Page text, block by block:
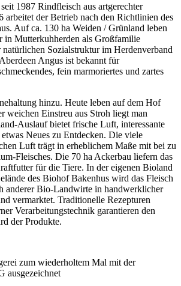
1987 Rindfleisch aus artgerechter
arbeitet der Betrieb nach den Richtlinien des
Auf ca. 130 ha Weiden / Grünland leben
in Mutterkuhherden als Großfamilie
natürlichen Sozialstruktur im Herdenverband
Angus ist bekannt für
fein marmoriertes und zartes
hinzu. Heute leben auf dem Hof
weichen Einstreu aus Stroh liegt man
Auslauf bietet frische Luft, interessante
Neues zu Entdecken. Die viele
Luft trägt in erheblichem Maße mit bei zu
Fleisches. Die 70 ha Ackerbau liefern das
für die Tiere. In der eigenen Bioland
des Biohof Bakenhus wird das Fleisch
anderer Bio-Landwirte in handwerklicher
vermarktet. Traditionelle Rezepturen
Verarbeitungstechnik garantieren den
der Produkte.
zum wiederholtem Mal mit der
ausgezeichnet